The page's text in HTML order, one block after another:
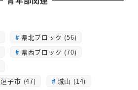
県北ブロック (56)
県西ブロック (70)
逗子市 (47)
城山 (14)